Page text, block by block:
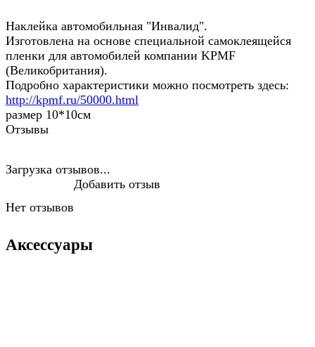
Наклейка автомобильная "Инвалид".
Изготовлена на основе специальной самоклеящейся
пленки для автомобилей компании KPMF
(Великобритания).
Подробно характеристики можно посмотреть здесь:
http://kpmf.ru/50000.html
размер 10*10см
Отзывы
Загрузка отзывов...
Нет отзывов
Добавить отзыв
Аксессуары